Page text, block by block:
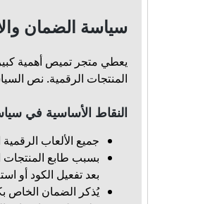
سياسة الضمان
يعطي متجر تميص أهمية
المنتجات الرقمية. نص
النقاط الأساسية في
جميع الألعاب
بسبب طابع المنتجات
بعد تفعيل الكود أو
يُذكر الضمان الخاص